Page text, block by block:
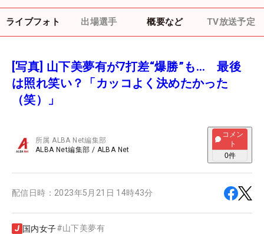
ライブフォト 出場選手 概要など TV放送予定
[写真] 山下美夢有が7打差“爆勝”も… 最後
は照れ笑い？「カッコよく決めたかった
（笑）」
所属ALBA Net編集部
ALBA Net編集部 / ALBA Net
コメン
ト
0件
配信日時： 2023年5月21日 14時43分
国内女子#山下美夢有